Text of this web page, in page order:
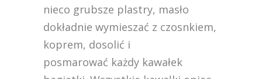
nieco grubsze plastry, masło
dokładnie wymieszać z czosnkiem,
koprem, dosolić i
posmarować każdy kawałek